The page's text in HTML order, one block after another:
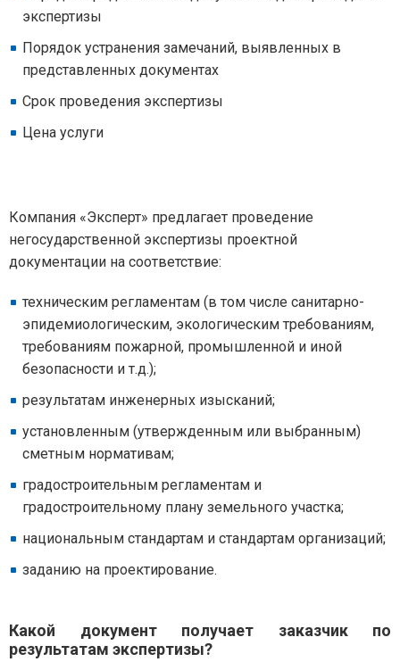
экспертизы
Порядок устранения замечаний, выявленных в
представленных документах
Срок проведения экспертизы
Цена услуги
Компания «Эксперт» предлагает проведение
негосударственной экспертизы проектной
документации на соответствие:
техническим регламентам (в том числе санитарно-
эпидемиологическим, экологическим требованиям,
требованиям пожарной, промышленной и иной
безопасности и т.д.);
результатам инженерных изысканий;
установленным (утвержденным или выбранным)
сметным нормативам;
градостроительным регламентам и
градостроительному плану земельного участка;
национальным стандартам и стандартам организаций;
заданию на проектирование.
Какой документ получает заказчик по
результатам экспертизы?